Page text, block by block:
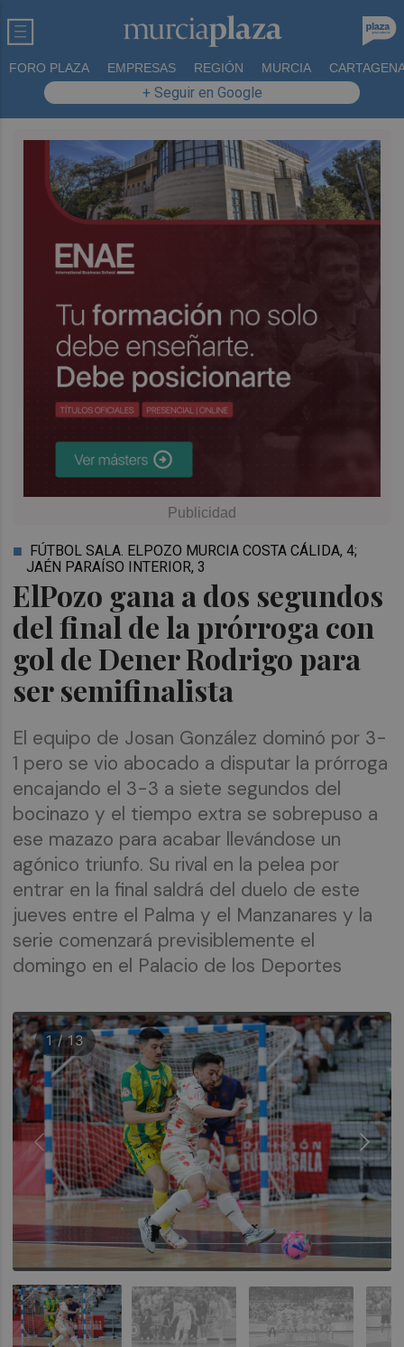
FORO PLAZA EMPRESAS REGIÓN MURCIA
+ Seguir en Google
ElPozo gana a dos segundos
del final de la prórroga con
gol de Dener Rodrigo para
ser semifinalista
FÚTBOL SALA. ELPOZO MURCIA COSTA CÁLIDA, 4;
JAÉN PARAÍSO INTERIOR, 3
El equipo de Josan González dominó por 3-
1 pero se vio abocado a disputar la prórroga
encajando el 3-3 a siete segundos del
bocinazo y el tiempo extra se sobrepuso a
ese mazazo para acabar llevándose un
agónico triunfo. Su rival en la pelea por
entrar en la final saldrá del duelo de este
jueves entre el Palma y el Manzanares y la
serie comenzará previsiblemente el
domingo en el Palacio de los Deportes
1 / 13